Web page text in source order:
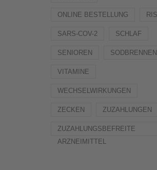
ONLINE BESTELLUNG
SARS-COV-2 SCHLAF
SENIOREN SODBRENNEN
VITAMINE
WECHSELWIRKUNGEN
ZECKEN ZUZAHLUNGEN
ZUZAHLUNGSBEFREITE
ARZNEIMITTEL